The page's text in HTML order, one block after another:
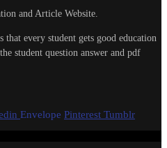
and Article Website.
every student gets good education
student question answer and pdf
Envelope Pinterest Tumblr